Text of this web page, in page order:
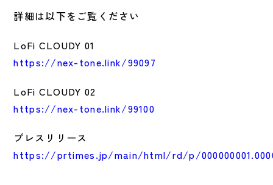
詳細は以下をご覧ください
LoFi CLOUDY 01
https://nex-tone.link/99097
LoFi CLOUDY 02
https://nex-tone.link/99100
プレスリリース
https://prtimes.jp/main/html/rd/p/